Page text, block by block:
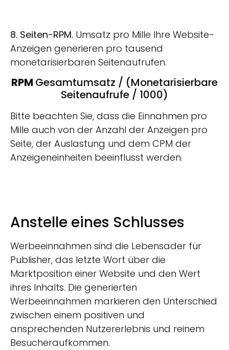
8. Seiten-RPM. Umsatz pro Mille Ihre Website-
Anzeigen generieren pro tausend
monetarisierbaren Seitenaufrufen.
RPM Gesamtumsatz / (Monetarisierbare
Seitenaufrufe / 1000)
Bitte beachten Sie, dass die Einnahmen pro
Mille auch von der Anzahl der Anzeigen pro
Seite, der Auslastung und dem CPM der
Anzeigeneinheiten beeinflusst werden.
Anstelle eines Schlusses
Werbeeinnahmen sind die Lebensader für
Publisher, das letzte Wort über die
Marktposition einer Website und den Wert
ihres Inhalts. Die generierten
Werbeeinnahmen markieren den Unterschied
zwischen einem positiven und
ansprechenden Nutzererlebnis und reinem
Besucheraufkommen.